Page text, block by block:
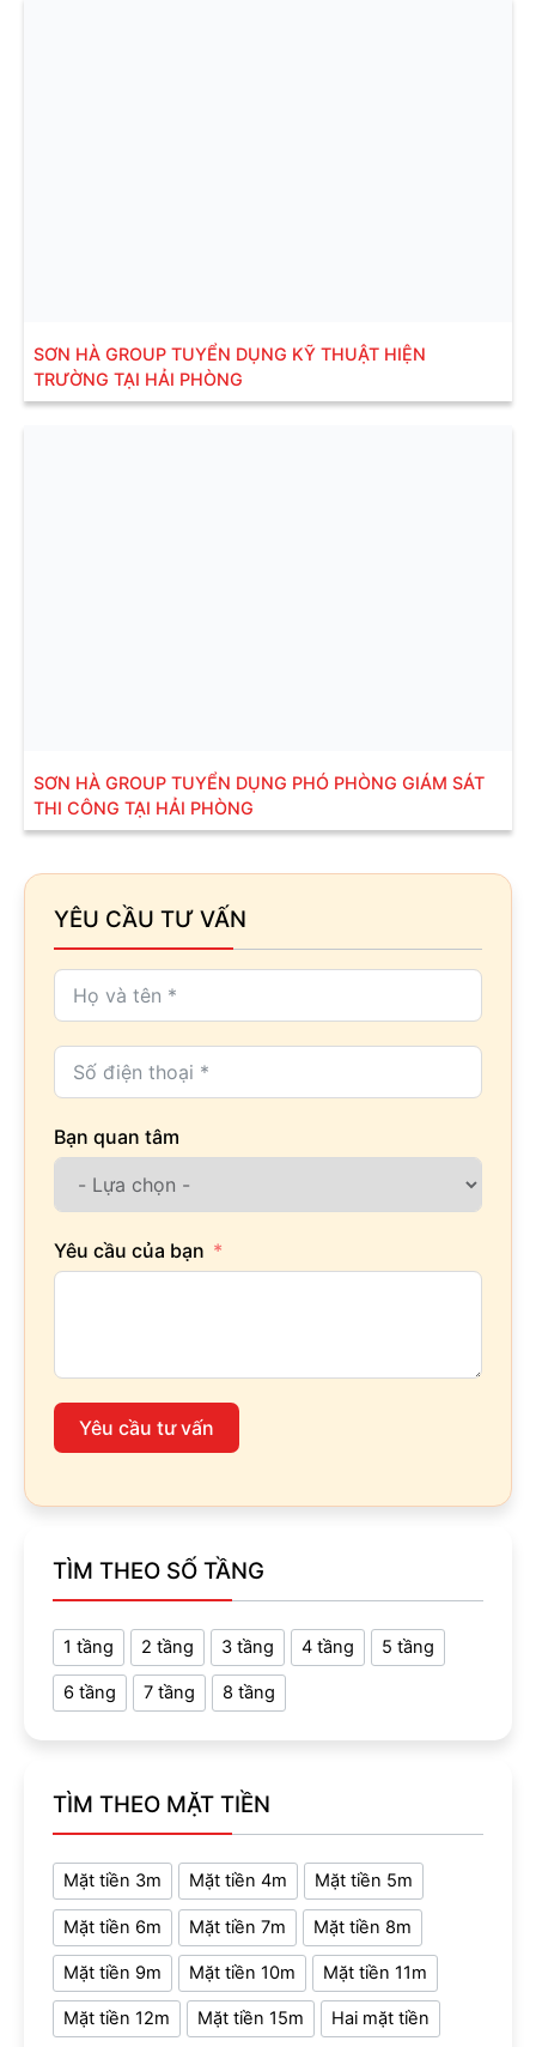
SƠN HÀ GROUP TUYỂN DỤNG KỸ THUẬT HIỆN
TRƯỜNG TẠI HẢI PHÒNG
SƠN HÀ GROUP TUYỂN DỤNG PHÓ PHÒNG GIÁM SÁT
THI CÔNG TẠI HẢI PHÒNG
YÊU CẦU TƯ VẤN
Bạn quan tâm
Yêu cầu của bạn
Yêu cầu tư vấn
TÌM THEO SỐ TẦNG
1 tầng 2 tầng 3 tầng 4 tầng 5 tầng
6 tầng 7 tầng 8 tầng
TÌM THEO MẶT TIỀN
Mặt tiền 3m Mặt tiền 4m Mặt tiền 5m
Mặt tiền 6m Mặt tiền 7m Mặt tiền 8m
Mặt tiền 9m Mặt tiền 10m Mặt tiền 11m
Mặt tiền 12m Mặt tiền 15m Hai mặt tiền